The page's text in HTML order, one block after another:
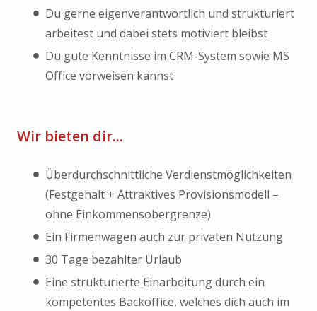
Du gerne eigenverantwortlich und strukturiert
arbeitest und dabei stets motiviert bleibst
Du gute Kenntnisse im CRM-System sowie MS
Office vorweisen kannst
Wir bieten dir...
Überdurchschnittliche Verdienstmöglichkeiten
(Festgehalt + Attraktives Provisionsmodell –
ohne Einkommensobergrenze)
Ein Firmenwagen auch zur privaten Nutzung
30 Tage bezahlter Urlaub
Eine strukturierte Einarbeitung durch ein
kompetentes Backoffice, welches dich auch im